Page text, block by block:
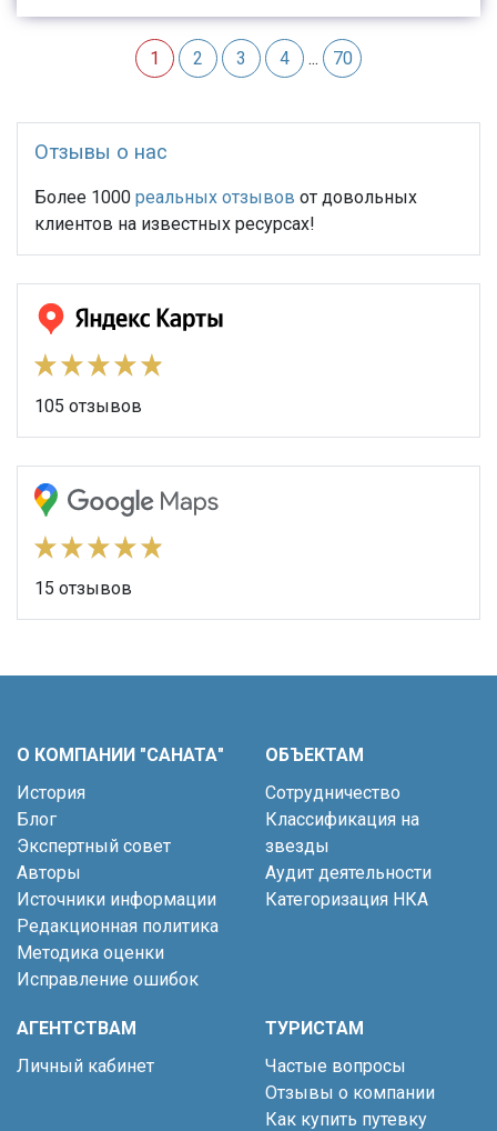
1 2 3 4 ... 70
Отзывы о нас
Более 1000 реальных отзывов от довольных
клиентов на известных ресурсах!
105 отзывов
15 отзывов
О КОМПАНИИ "САНАТА"
История
Блог
Экспертный совет
Авторы
Источники информации
Редакционная политика
Методика оценки
Исправление ошибок
ОБЪЕКТАМ
Сотрудничество
Классификация на
звезды
Аудит деятельности
Категоризация НКА
АГЕНТСТВАМ
Личный кабинет
ТУРИСТАМ
Частые вопросы
Отзывы о компании
Как купить путевку